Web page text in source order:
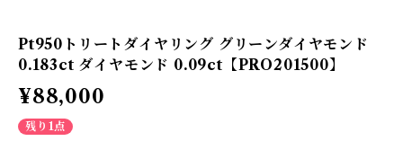
Pt950トリートダイヤリング グリーンダイヤモンド
0.183ct ダイヤモンド 0.09ct【PRO201500】
¥88,000
残り1点